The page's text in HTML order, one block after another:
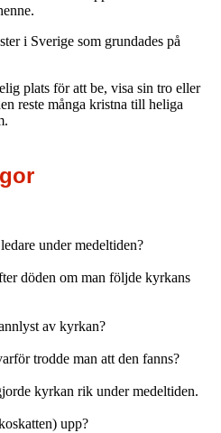
i Sverige som grundades på
plats för att be, visa sin tro eller
reste många kristna till heliga
under medeltiden?
döden om man följde kyrkans
av kyrkan?
trodde man att den fanns?
kyrkan rik under medeltiden.
upp?